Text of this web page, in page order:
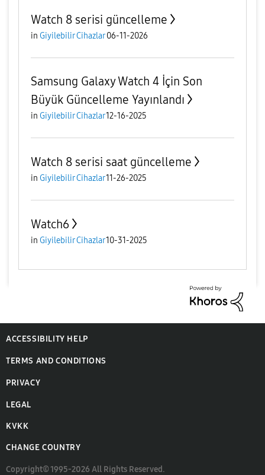
Watch 8 serisi güncelleme
in Giyilebilir Cihazlar 06-11-2026
Samsung Galaxy Watch 4 İçin Son
Büyük Güncelleme Yayınlandı
in Giyilebilir Cihazlar12-16-2025
Watch 8 serisi saat güncelleme
in Giyilebilir Cihazlar11-26-2025
Watch6
in Giyilebilir Cihazlar10-31-2025
ACCESSIBILITY HELP
TERMS AND CONDITIONS
PRIVACY
LEGAL
KVKK
CHANGE COUNTRY
Copyright© 1995-2026 All Rights Reserved.